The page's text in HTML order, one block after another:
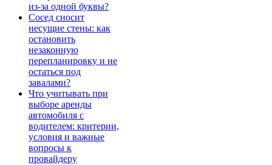
из-за одной буквы?
Сосед сносит
несущие стены: как
остановить
незаконную
перепланировку и не
остаться под
завалами?
Что учитывать при
выборе аренды
автомобиля с
водителем: критерии,
условия и важные
вопросы к
провайдеру